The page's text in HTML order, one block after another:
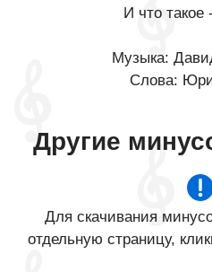
И что такое
Музыка:
Слова:
Другие
Для скачивания
отдельную страницу,